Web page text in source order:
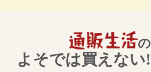
の
よそでは買えない!